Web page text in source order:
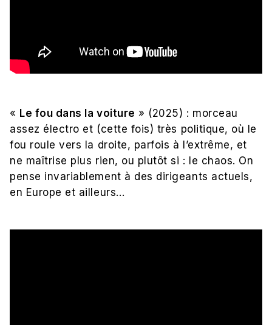
« Le fou dans la voiture » (2025) : morceau
assez électro et (cette fois) très politique, où le
fou roule vers la droite, parfois à l’extrême, et
ne maîtrise plus rien, ou plutôt si : le chaos. On
pense invariablement à des dirigeants actuels,
en Europe et ailleurs…